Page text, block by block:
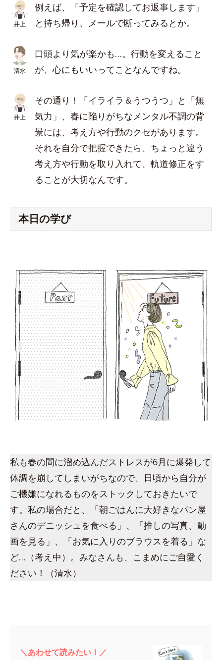
井上
例えば、「予定を確認してお返事します」
と持ち帰り、メールで断ってみるとか。
清水
口頭より気が楽かも…。行動を変えること
が、心にもいいってことなんですね。
井上
その通り！「イライラ＆うつうつ」と「無
気力」、春に陥りがちなメンタル不調の背
景には、考え方や行動のクセがあります。
それを自分で把握できたら、ちょっと違う
考え方や行動を取り入れて、軌道修正をす
ることが大切なんです。
本日の学び
私も春の間に溜め込んだストレスが6月に爆発して
体調を崩してしまいがちなので、日頃から自分が
ご機嫌になれるものをストックしておきたいで
す。私の場合だと、「朝ごはんに大好きなパン屋
さんのデニッシュを食べる」、「推しの写真、動
画を見る」、「お気に入りのブラウスを着る」な
ど…（考え中）。みなさんも、こまめにご自愛く
ださい！（清水）
＼あわせて読みたい！／